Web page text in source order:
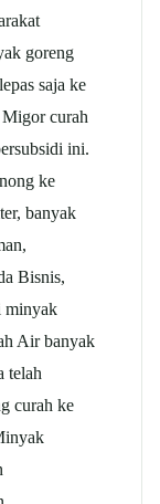
goreng
saja ke
Migor curah
ini.
ke
banyak
Bisnis,
minyak
Air banyak
telah
curah ke